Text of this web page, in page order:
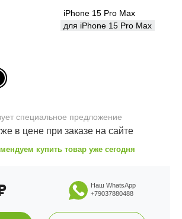
iPhone 15 Pro Max
для iPhone 15 Pro Max
специальное предложение
в цене при заказе на сайте
купить товар уже сегодня
Наш WhatsApp
+79037880488